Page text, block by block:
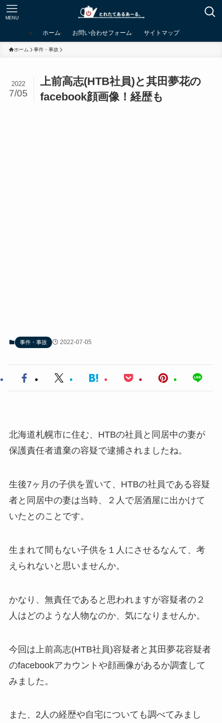
MENU
ホーム お問い合わせフォーム サイトマップ
ホーム 事件・事故
上前高志(HTB社員)と其田夢花の
facebook顔画像！経歴も
2022
7/05
事件・事故 2022-07-05
北海道札幌市に住む、HTBの社員と同居中の妻が
保護責任者遺棄の容疑で逮捕されましたね。
生後7ヶ月の子供を置いて、HTBの社員である容疑
者と同居中の妻は当時、２人で居酒屋に出かけて
いたとのことです。
生まれて間もない子供を１人にさせるなんて、考
えられないと思いませんか。
かなり、無責任であると思われますが容疑者の２
人はどのような人物なのか、気になりませんか。
今回は上前高志(HTB社員)容疑者と其田夢花容疑者
のfacebookアカウントや顔画像があるか調査して
みました。
また、2人の経歴や自宅についても調べてみまし